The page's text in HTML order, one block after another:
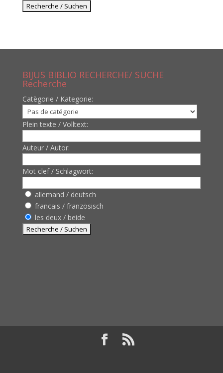
BIJUS BIBLIO RECHERCHE/ SUCHE
Recherche
Catègorie / Kategorie:
Plein texte / Volltext:
Auteur / Autor:
Mot clef / Schlagwort:
allemand / deutsch
francais / französisch
les deux / beide